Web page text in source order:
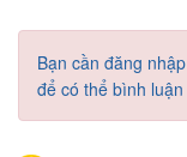
Bạn cần đăng
để có thể bình luận